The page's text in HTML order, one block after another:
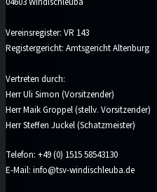
Vereinsregister: VR 143
Registergericht: Amtsgericht Altenburg
Vertreten durch:
Herr Uli Simon (Vorsitzender)
Herr Maik Groppel (stellv. Vorsitzender)
Herr Steffen Juckel (Schatzmeister)
Telefon: +49 (0) 1515 58543130
E-Mail: info@tsv-windischleuba.de